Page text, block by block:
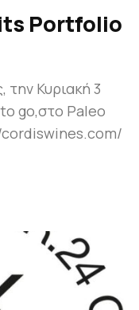
Portfolio
την Κυριακή 3
go,στο Paleo